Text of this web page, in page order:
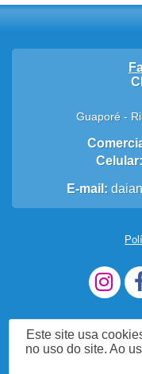
Me Chame no
Guaporé-
Celular:
E-mail:
Este site usa
no uso do site. Ao